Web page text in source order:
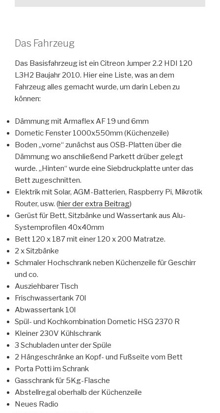
Das Fahrzeug
Das Basisfahrzeug ist ein Citreon Jumper 2.2 HDI 120
L3H2 Baujahr 2010. Hier eine Liste, was an dem
Fahrzeug alles gemacht wurde, um darin Leben zu
können:
Dämmung mit Armaflex AF 19 und 6mm
Dometic Fenster 1000x550mm (Küchenzeile)
Boden „vorne“ zunächst aus OSB-Platten über die
Dämmung wo anschließend Parkett drüber gelegt
wurde. „Hinten“ wurde eine Siebdruckplatte unter das
Bett zugeschnitten.
Elektrik mit Solar, AGM-Batterien, Raspberry Pi, Mikrotik
Router, usw. (hier der extra Beitrag)
Gerüst für Bett, Sitzbänke und Wassertank aus Alu-
Systemprofilen 40x40mm
Bett 120 x 187 mit einer 120 x 200 Matratze.
2 x Sitzbänke
Schmaler Hochschrank neben Küchenzeile für Geschirr
und co.
Ausziehbarer Tisch
Frischwassertank 70l
Abwassertank 10l
Spül- und Kochkombination Dometic HSG 2370 R
Kleiner 230V Kühlschrank
3 Schubladen unter der Spüle
2 Hängeschränke an Kopf- und Fußseite vom Bett
Porta Potti im Schrank
Gasschrank für 5Kg-Flasche
Abstellregal oberhalb der Küchenzeile
Neues Radio